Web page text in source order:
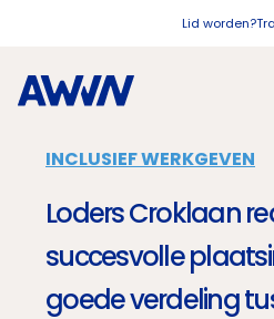
Lid worden?
INCLUSIEF WERKGEVEN
Loders Croklaan
succesvolle
goede verdeling